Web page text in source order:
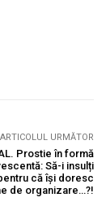
ARTICOLUL URMĂTOR
Prostie în formă
Să-i insulți
că își doresc
de organizare…?!